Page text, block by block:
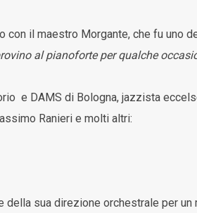
con il maestro Morgante, che fu uno
al pianoforte per qualche
e DAMS di Bologna, jazzista
Ranieri e molti altri:
sua direzione orchestrale per